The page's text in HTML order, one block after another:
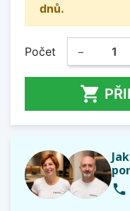
dnů.
Počet −

phone